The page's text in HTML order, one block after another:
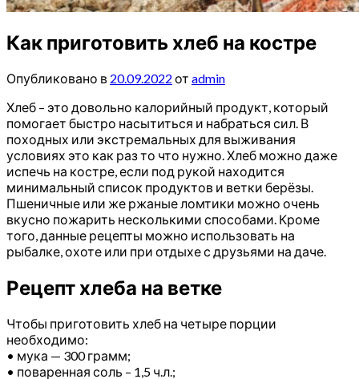
Как приготовить хлеб на костре
Опубликовано в 20.09.2022 от admin
Хлеб – это довольно калорийный продукт, который
помогает быстро насытиться и набраться сил. В
походных или экстремальных для выживания
условиях это как раз то что нужно. Хлеб можно даже
испечь на костре, если под рукой находится
минимальный список продуктов и ветки берёзы.
Пшеничные или же ржаные ломтики можно очень
вкусно пожарить несколькими способами. Кроме
того, данные рецепты можно использовать на
рыбалке, охоте или при отдыхе с друзьями на даче.
Рецепт хлеба на ветке
Чтобы приготовить хлеб на четыре порции
необходимо:
• мука — 300 грамм;
• поваренная соль – 1,5 ч.л.;